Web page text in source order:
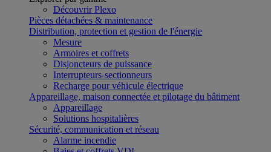
Découvrir Plexo
Pièces détachées & maintenance
Distribution, protection et gestion de l'énergie
Mesure
Armoires et coffrets
Disjoncteurs de puissance
Interrupteurs-sectionneurs
Recharge pour véhicule électrique
Appareillage, maison connectée et pilotage du bâtiment
Appareillage
Solutions hospitalières
Sécurité, communication et réseau
Alarme incendie